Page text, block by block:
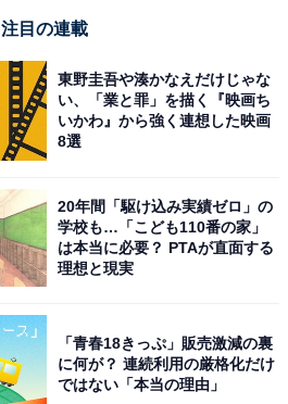
注目の連載
東野圭吾や湊かなえだけじゃな
い、「業と罪」を描く『映画ち
いかわ』から強く連想した映画
8選
20年間「駆け込み実績ゼロ」の
学校も…「こども110番の家」
は本当に必要？ PTAが直面する
理想と現実
「青春18きっぷ」販売激減の裏
に何が？ 連続利用の厳格化だけ
ではない「本当の理由」